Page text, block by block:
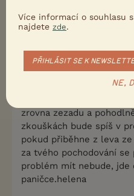
z odpovědi zmatená,
nad tím víc a víc
složitý. Hlídat psa a
zrovna zezadu a
zkouškách bude spíš v
pokud přiběhne z leva
za tvého pochodování
problém mít nebude,
paničce.helena
Více informací o souhlasu
najdete zde.
PŘIHLÁSIT SE K
NE,